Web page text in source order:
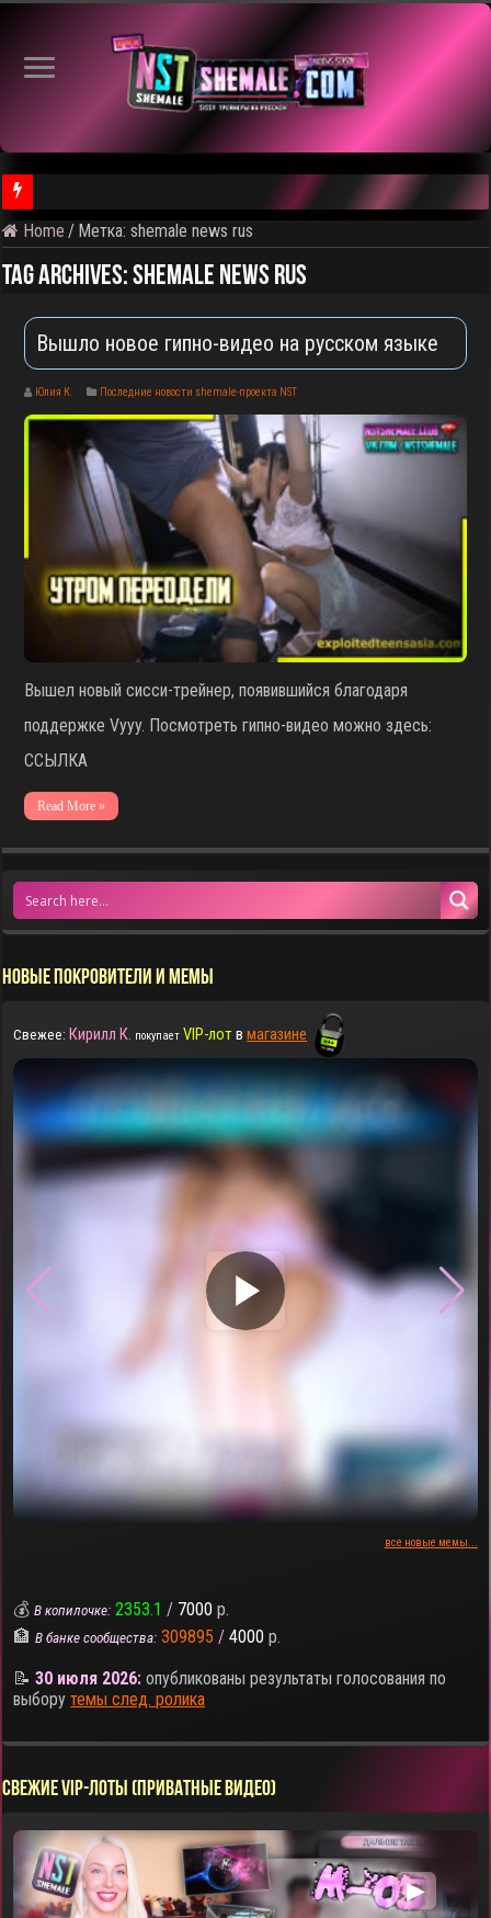
⚠️ Результаты голосования и тема следующего откртытого
Home / Метка:shemale news rus
Tag Archives:shemale news rus
Вышло новое гипно-видео на русском языке
Юлия К. Последние новости shemale-проекта NST
Вышел новый сисси-трейнер, появившийся благодаря
поддержке Vyyy. Посмотреть гипно-видео можно здесь:
ССЫЛКА
Read More »
НОВЫЕ ПОКРОВИТЕЛИ И МЕМЫ
Свежее: Кирилл К. покупает VIP-лотвмагазине
▶
все новые мемы...
💰В копилочке: 2353.1 / 7000 р.
🏦В банке сообщества: 309895 / 4000 р.
📝30 июля 2026: опубликованы результаты голосования по
выборутемы след. ролика
СВЕЖИЕ VIP-ЛОТЫ (ПРИВАТНЫЕ ВИДЕО)
▶